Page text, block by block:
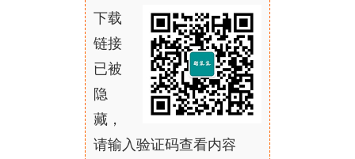
下载
链接
已被
隐
藏，
请输入验证码查看内容